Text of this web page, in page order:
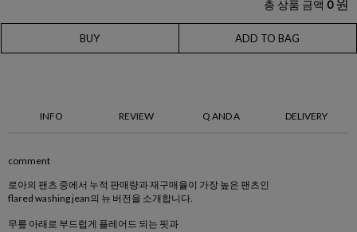
총 상품 금액 0 원
BUY ADD TO BAG
INFO REVIEW Q AND A DELIVERY
comment
로아의 팬츠 중에서 누적 판매량과 재구매율이 가장 높은 팬츠인
flared washing jean의 뉴 버전을 소개합니다.
무릎 아래로 부드럽게 플레어드 되는 핏과